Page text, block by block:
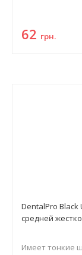
62 грн.
DentalPro Black
средней
Имеет тонкие